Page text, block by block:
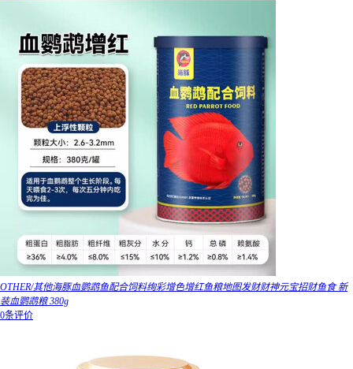
OTHER/其他海豚血鹦鹉鱼配合饲料绚彩增色增红鱼粮地图发财财神元宝招财鱼食 新
装血鹦鹉粮 380g
0条评价